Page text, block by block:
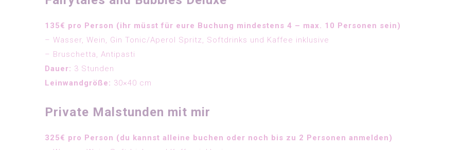
135€ pro Person (ihr müsst für eure Buchung mindestens 4 – max. 10 Personen sein)
– Wasser, Wein, Gin Tonic/Aperol Spritz, Softdrinks und Kaffee inklusive
– Bruschetta, Antipasti
Dauer: 3 Stunden
Leinwandgröße: 30×40 cm
Private Malstunden mit mir
325€ pro Person (du kannst alleine buchen oder noch bis zu 2 Personen anmelden)